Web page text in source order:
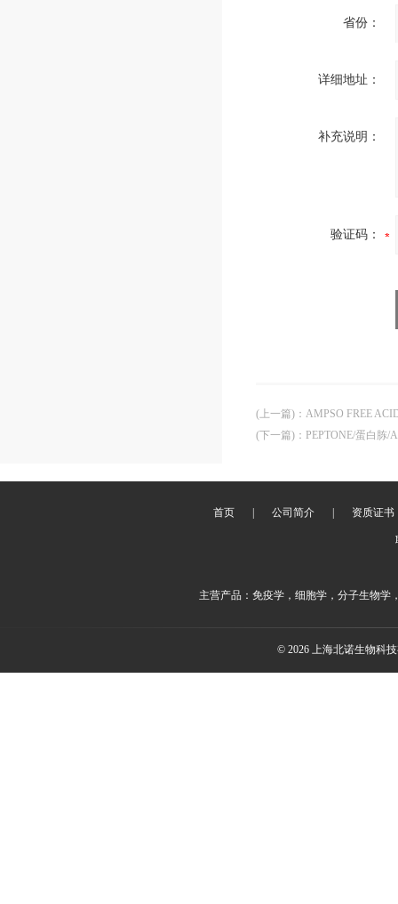
省份：
详细地址：
补充说明：
验证码：
(上一篇) ： AMPSO FREE
(下一篇) ： PEPTONE/蛋白胨/
首页 公司简介 资质证书
主营产品：免疫学，细胞学，分子生物学
© 2026 上海北诺生物科